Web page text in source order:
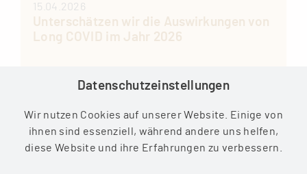
15.04.2026
Unterschätzen wir die Auswirkungen von
Long COVID im Jahr 2026
14.04.2026
Wer ist durch die neue COVID-Variante
am stärksten gefährdet
13.04.2026
Datenschutzeinstellungen
Wir nutzen Cookies auf unserer Website. Einige von
ihnen sind essenziell, während andere uns helfen,
diese Website und ihre Erfahrungen zu verbessern.